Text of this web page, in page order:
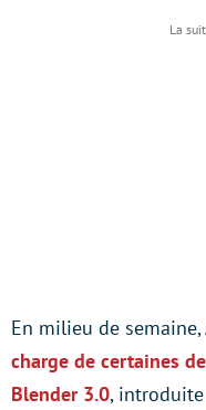
En milieu de
charge de certaines
Blender 3.0,